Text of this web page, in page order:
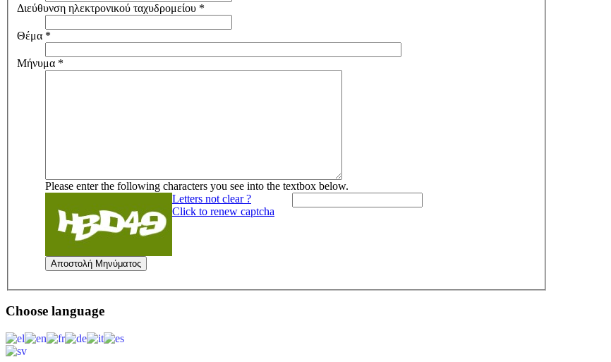
Διεύθυνση ηλεκτρονικού ταχυδρομείου *
Θέμα *
Μήνυμα *
Please enter the following characters you see into the textbox below.
Letters not clear ?
Click to renew captcha
Αποστολή Μηνύματος
Choose language